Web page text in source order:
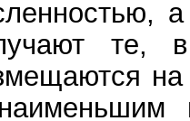
те,